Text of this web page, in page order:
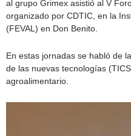
al grupo Grimex asistió al V
organizado por CDTIC, en la
(FEVAL) en Don Benito.
En estas jornadas se habló de
de las nuevas tecnologías
agroalimentario.